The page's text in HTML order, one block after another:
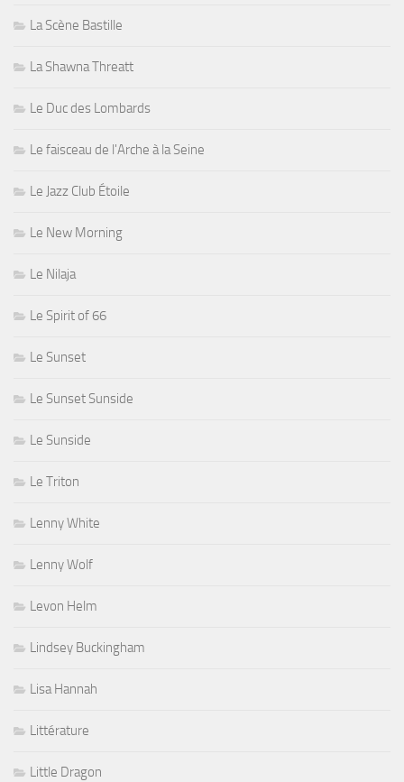
La Scène Bastille
La Shawna Threatt
Le Duc des Lombards
Le faisceau de l'Arche à la Seine
Le Jazz Club Étoile
Le New Morning
Le Nilaja
Le Spirit of 66
Le Sunset
Le Sunset Sunside
Le Sunside
Le Triton
Lenny White
Lenny Wolf
Levon Helm
Lindsey Buckingham
Lisa Hannah
Littérature
Little Dragon